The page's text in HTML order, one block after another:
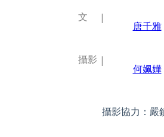
文
唐千雅
攝影
何姵嬅
攝影協力：嚴